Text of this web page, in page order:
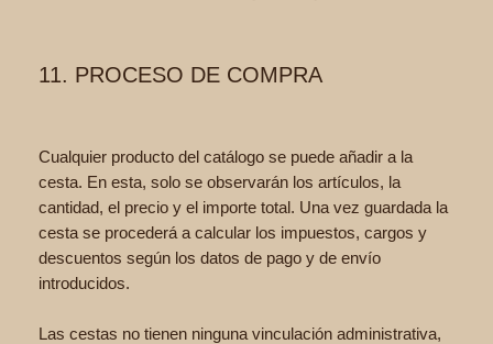
11. PROCESO DE COMPRA
Cualquier producto del catálogo se puede añadir a la
cesta. En esta, solo se observarán los artículos, la
cantidad, el precio y el importe total. Una vez guardada la
cesta se procederá a calcular los impuestos, cargos y
descuentos según los datos de pago y de envío
introducidos.
Las cestas no tienen ninguna vinculación administrativa,